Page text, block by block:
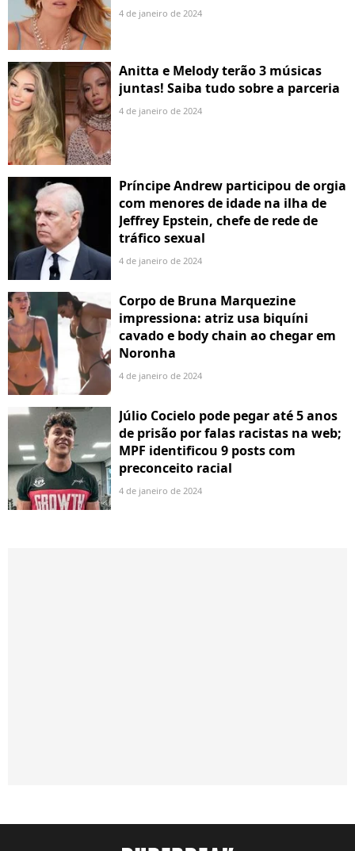
4 de janeiro de 2024
Anitta e Melody terão 3 músicas
juntas! Saiba tudo sobre a parceria
4 de janeiro de 2024
Príncipe Andrew participou de orgia
com menores de idade na ilha de
Jeffrey Epstein, chefe de rede de
tráfico sexual
4 de janeiro de 2024
Corpo de Bruna Marquezine
impressiona: atriz usa biquíni
cavado e body chain ao chegar em
Noronha
4 de janeiro de 2024
Júlio Cocielo pode pegar até 5 anos
de prisão por falas racistas na web;
MPF identificou 9 posts com
preconceito racial
4 de janeiro de 2024